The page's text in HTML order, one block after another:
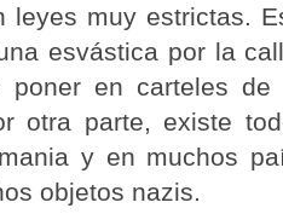
leyes muy estrictas.
esvástica por la
poner en carteles
otra parte, existe
y en muchos
objetos nazis.